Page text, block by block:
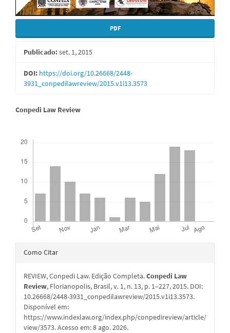
PDF
Publicado:set. 1, 2015
DOI: https://doi.org/10.26668/2448-
3931_conpedilawreview/2015.v1i13.3573
Conteúdo
artigo
principal
Conpedi Law Review
Detalhes
artigo
Como Citar
REVIEW, Conpedi Law. Edição Completa.Conpedi Law
Review, Florianopolis, Brasil, v. 1, n. 13, p. 1–227, 2015. DOI:
10.26668/2448-3931_conpedilawreview/2015.v1i13.3573.
Disponível em:
https://www.indexlaw.org/index.php/conpedireview/article/
view/3573. Acesso em: 8 ago. 2026.